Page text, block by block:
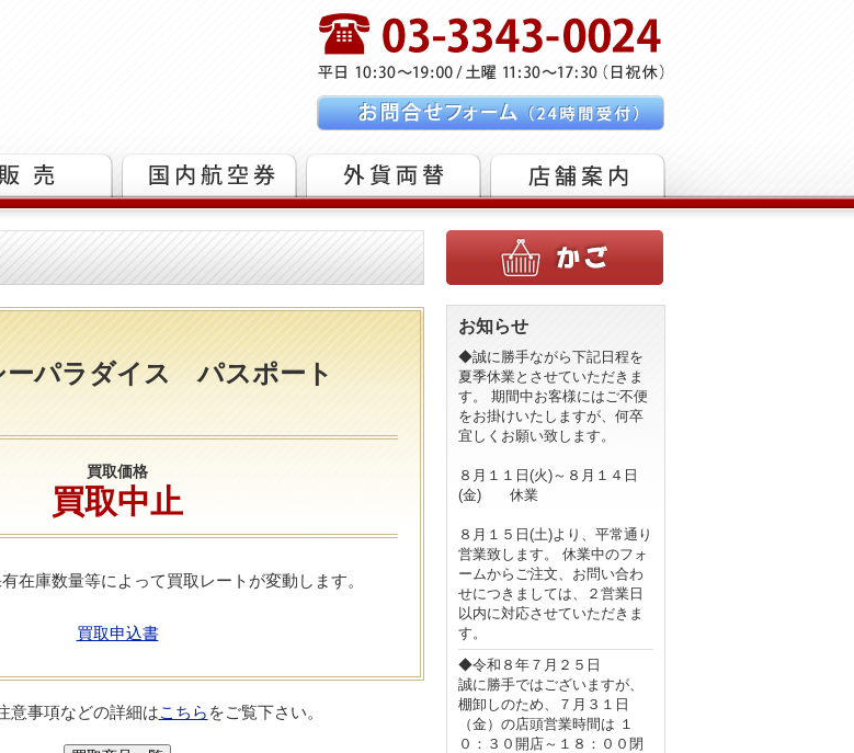
ーパラダイス パスポート
買取価格
買取中止
在庫数量等によって買取レートが変動します。
買取申込書
意事項などの詳細はこちら をご覧下さい。
お知らせ
◆誠に勝手ながら下記日程を
夏季休業とさせていただきま
す。 期間中お客様にはご不便
をお掛けいたしますが、何卒
宜しくお願い致します。
８月１１日(火)～８月１４日
(金) 休業
８月１５日(土)より、平常通り
営業致します。 休業中のフォ
ームからご注文、お問い合わ
せにつきましては、２営業日
以内に対応させていただきま
す。
◆令和８年７月２５日
誠に勝手ではございますが、
棚卸しのため、７月３１日
（金）の店頭営業時間は １
０：３０開店～１８：００閉